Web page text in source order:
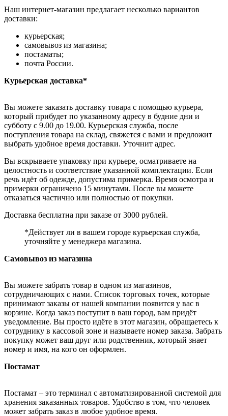
Наш интернет-магазин предлагает несколько вариантов
доставки:
курьерская;
самовывоз из магазина;
постаматы;
почта России.
Курьерская доставка*
Вы можете заказать доставку товара с помощью курьера,
который прибудет по указанному адресу в будние дни и
субботу с 9.00 до 19.00. Курьерская служба, после
поступления товара на склад, свяжется с вами и предложит
выбрать удобное время доставки. Уточнит адрес.
Вы вскрываете упаковку при курьере, осматриваете на
целостность и соответствие указанной комплектации. Если
речь идёт об одежде, допустима примерка. Время осмотра и
примерки ограничено 15 минутами. После вы можете
отказаться частично или полностью от покупки.
Доставка бесплатна при заказе от 3000 рублей.
*Действует ли в вашем городе курьерская служба,
уточняйте у менеджера магазина.
Самовывоз из магазина
Вы можете забрать товар в одном из магазинов,
сотрудничающих с нами. Список торговых точек, которые
принимают заказы от нашей компании появится у вас в
корзине. Когда заказ поступит в ваш город, вам придёт
уведомление. Вы просто идёте в этот магазин, обращаетесь к
сотруднику в кассовой зоне и называете номер заказа. Забрать
покупку может ваш друг или родственник, который знает
номер и имя, на кого он оформлен.
Постамат
Постамат – это терминал с автоматизированной системой для
хранения заказанных товаров. Удобство в том, что человек
может забрать заказ в любое удобное время.